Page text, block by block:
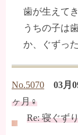
歯が生えて
うちの子は
か、ぐずっ
No.5070 03月
ヶ月♀
Re: 寝ぐず